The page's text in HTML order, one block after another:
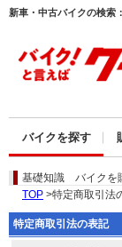
新車・中古バイクの検索
バイクを探す
基礎知識 バイクを
TOP >特定商取引法
特定商取引法の表記